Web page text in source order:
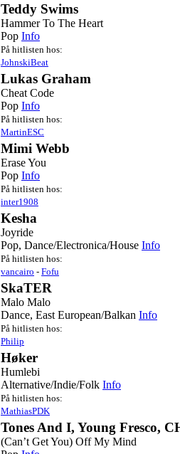
Teddy Swims
Hammer To The Heart
Pop Info
På hitlisten hos:
JohnskiBeat
Lukas Graham
Cheat Code
Pop Info
På hitlisten hos:
MartinESC
Mimi Webb
Erase You
Pop Info
På hitlisten hos:
inter1908
Kesha
Joyride
Pop, Dance/Electronica/House Info
På hitlisten hos:
vancairo - Fofu
SkaTER
Malo Malo
Dance, East European/Balkan Info
På hitlisten hos:
Philip
Høker
Humlebi
Alternative/Indie/Folk Info
På hitlisten hos:
MathiasPDK
Tones And I, Young Fresco,
(Can’t Get You) Off My Mind